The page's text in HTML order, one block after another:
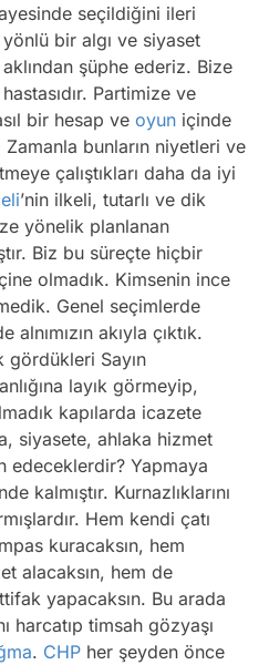
seçildiğini ileri
bir algı ve siyaset
şüphe ederiz. Bize
Partimize ve
bir hesap ve oyun içinde
Zamanla bunların niyetleri ve
çalıştıkları daha da iyi
’nin ilkeli, tutarlı ve dik
yönelik planlanan
Biz bu süreçte hiçbir
olmadık. Kimsenin ince
Genel seçimlerde
alnımızın akıyla çıktık.
gördükleri Sayın
layık görmeyip,
kapılarda icazete
siyasete, ahlaka hizmet
edeceklerdir? Yapmaya
kalmıştır. Kurnazlıklarını
Hem kendi çatı
kuracaksın, hem
alacaksın, hem de
yapacaksın. Bu arada
harcatıp timsah gözyaşı
. CHP her şeyden önce